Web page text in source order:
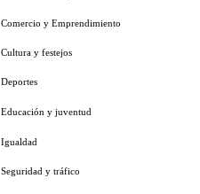
Comercio y Emprendimiento
Cultura y festejos
Deportes
Educación y juventud
Igualdad
Seguridad y tráfico